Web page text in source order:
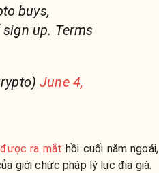
buys,
up. Terms
June 4,
được ra mắt hồi cuối năm ngoái,
giới chức pháp lý lục địa già.